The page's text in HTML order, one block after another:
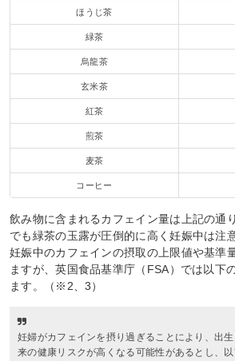
ほうじ茶
緑茶
烏龍茶
玄米茶
紅茶
煎茶
麦茶
コーヒー
飲み物に含まれるカフェイン量は上記の通
でも緑茶の玉露が圧倒的に高く妊娠中は注
妊娠中のカフェインの摂取の上限値や基準
ますが、英国食品基準庁（FSA）では以下
ます。（※2、3）
妊婦がカフェインを摂り過ぎることにより、出
来の健康リスクが高くなる可能性があるとし、